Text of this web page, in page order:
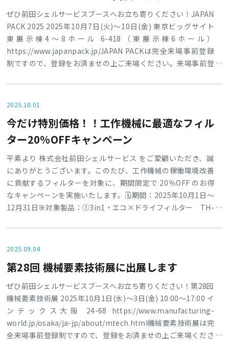
ぜひ前田シェルサービスブースへお立ち寄りください！JAPAN
PACK 2025 2025年10月7日(火)～10日(金) 東京ビッグサイト
東展示棟4～8ホール 6-418（東展示棟6ホール）
https://www.japanpack.jp/JAPAN PACKは完全来場事前登録
制ですので、登録をお済ませの上ご来場ください。来場事前登
ィルタースケルトン〇抗菌・除菌3in1マルチ・ドライフィルタ
2025.10.01
今だけ特別価格！！工作機械に最適なフィル
ター20%OFFキャンペーン
平素より 株式会社前田シェルサービス をご愛顧いただき、誠
にありがとうございます。このたび、工作機械の稼働環境改善
に貢献するフィルターを対象に、期間限定で 20％OFF のお得
なキャンペーンを実施いたします。🗓期間：2025年10月1日～
12月31日🎯対象製品：①3in1・エコ×ドライフィルター TH-
MGCF-225📄 チラシはこちらPDFで詳しい内容を見るこのチャ
2025.09.04
第28回 機械要素技術展に出展します
ぜひ前田シェルサービスブースへお立ち寄りください！第28回
機械要素技術展 2025年10月1日(水)～3日(金) 10:00～17:00 イ
ンテックス大阪 24-68 https://www.manufacturing-
world.jp/osaka/ja-jp/about/mtech.html機械要素技術展は完
全来場事前登録制ですので、登録をお済ませの上ご来場くださ